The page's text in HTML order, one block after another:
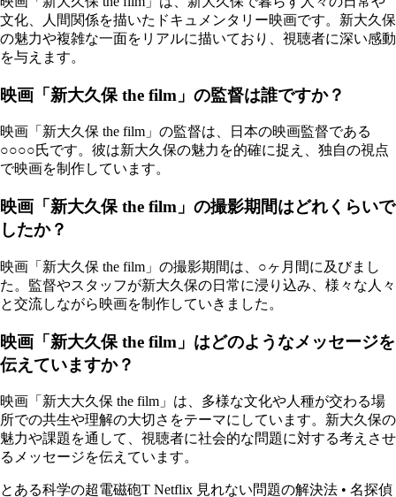
文化、人間関係を描いたドキュメンタリー映画です。新大久保
の魅力や複雑な一面をリアルに描いており、視聴者に深い感動
を与えます。
映画「新大久保 the film」の監督は誰ですか？
映画「新大久保 the film」の監督は、日本の映画監督である
○○○○氏です。彼は新大久保の魅力を的確に捉え、独自の視点
で映画を制作しています。
映画「新大久保 the film」の撮影期間はどれくらいで
したか？
映画「新大久保 the film」の撮影期間は、○ヶ月間に及びまし
た。監督やスタッフが新大久保の日常に浸り込み、様々な人々
と交流しながら映画を制作していきました。
映画「新大久保 the film」はどのようなメッセージを
伝えていますか？
映画「新大大久保 the film」は、多様な文化や人種が交わる場
所での共生や理解の大切さをテーマにしています。新大久保の
魅力や課題を通して、視聴者に社会的な問題に対する考えさせ
るメッセージを伝えています。
とある科学の超電磁砲T Netflix 見れない問題の解決法 • 名探偵